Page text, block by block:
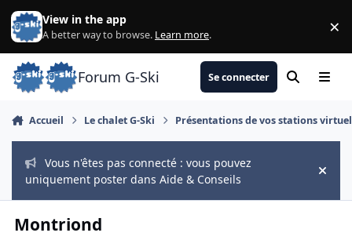
Aller au contenu
View in the app
A better way to browse. Learn more. ×
Forum G-Ski Se connecter Rechercher
Menu
Accueil Le chalet G-Ski Présentations de vos stations
Vous n'êtes pas connecté : vous pouvez
uniquement poster dans Aide & Conseils
Hide
Montriond